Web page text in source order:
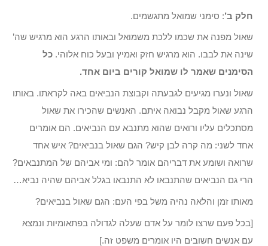
חלק ב’: סימני שמואל מתגשמים.
שאול מפנה את שכמו ללכת משמואל ובאותו הרגע הוא מרגיש שה’
שינה את לבבו. הוא מרגיש חזק ואמיץ ובעל כוח אלוהי. כל
הסימנים שאמר לו שמואל קורים ביום אחד.
שאול ונערו מגיעים לגבעתה וקבוצת הנביאים באה לקראתו. באותו
הרגע שאול מקבל נבואה איתם. האנשים שהכירו את שאול
מסתכלים עליו ורואים שהוא מתנבא עם הנביאים. הם אומרים
אחד לשני: מה קרה לבן קיש? הגם שאול בנביאים? איש אחד
שרואה ושומע את דבריהם אומר להם: ומי אביהם של המתנבאים?
הרי גם הנביאים שהתנבאו לא התנבאו בגלל אביהם שהיה נביא…
מאותו זמן והלאה נהיה משל בפי העם: הגם שאול בנביאים?
[בכל פעם שרצו לומר על אדם שעלה לגדולה בפתאומיות ונמצא
עם אנשים חשובים היו אומרים משפט זה.]